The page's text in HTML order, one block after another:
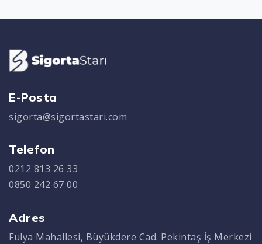
E-Posta
sigorta@sigortastari.com
Telefon
0212 813 26 33
0850 242 67 00
Adres
Fulya Mahallesi, Büyükdere Cad. Pekintaş İş Merkezi